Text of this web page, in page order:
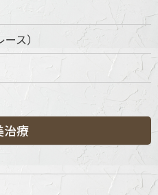
リック
水 木 金 土 日
祝
◎
◎
◎
ス）
治療